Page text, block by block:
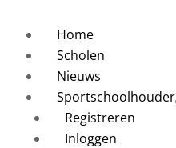
Home
Scholen
Nieuws
Sportschoolhouder
Registreren
Inloggen